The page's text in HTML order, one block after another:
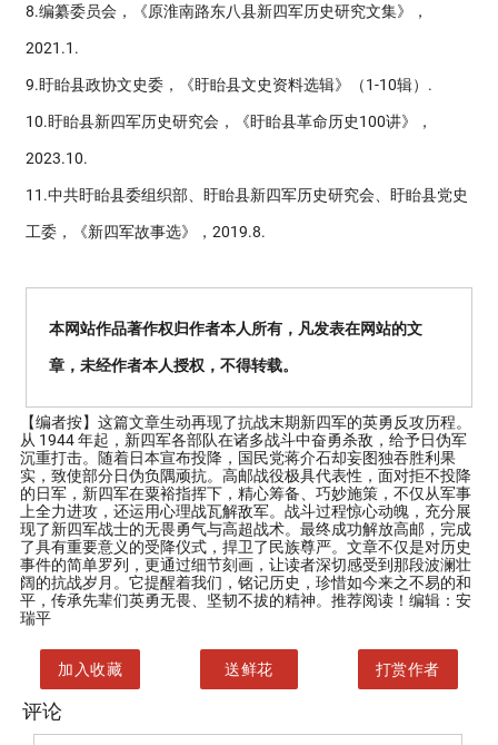
8.编纂委员会，《原淮南路东八县新四军历史研究文集》，
2021.1.
9.盱眙县政协文史委，《盱眙县文史资料选辑》（1-10辑）.
10.盱眙县新四军历史研究会，《盱眙县革命历史100讲》，
2023.10.
11.中共盱眙县委组织部、盱眙县新四军历史研究会、盱眙县党史
工委，《新四军故事选》，2019.8.
本网站作品著作权归作者本人所有，凡发表在网站的文
章，未经作者本人授权，不得转载。
【编者按】 这篇文章生动再现了抗战末期新四军的英勇反攻历程。
从 1944 年起，新四军各部队在诸多战斗中奋勇杀敌，给予日伪军
沉重打击。随着日本宣布投降，国民党蒋介石却妄图独吞胜利果
实，致使部分日伪负隅顽抗。高邮战役极具代表性，面对拒不投降
的日军，新四军在粟裕指挥下，精心筹备、巧妙施策，不仅从军事
上全力进攻，还运用心理战瓦解敌军。战斗过程惊心动魄，充分展
现了新四军战士的无畏勇气与高超战术。最终成功解放高邮，完成
了具有重要意义的受降仪式，捍卫了民族尊严。文章不仅是对历史
事件的简单罗列，更通过细节刻画，让读者深切感受到那段波澜壮
阔的抗战岁月。它提醒着我们，铭记历史，珍惜如今来之不易的和
平，传承先辈们英勇无畏、坚韧不拔的精神。推荐阅读！编辑：安
瑞平
加入收藏 送鲜花 打赏作者
评论